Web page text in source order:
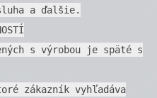
a ďalšie.
s výrobou je späté s
zákazník vyhľadáva